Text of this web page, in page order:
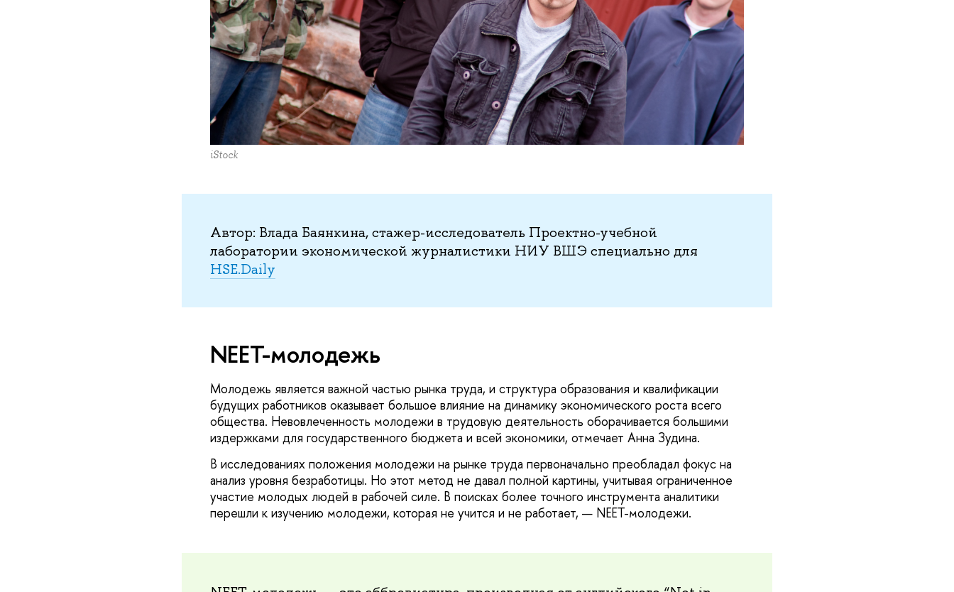
iStock
Автор: Влада Баянкина, стажер-исследователь Проектно-учебной
лаборатории экономической журналистики НИУ ВШЭ специально для
HSE.Daily
NEET-молодежь
Молодежь является важной частью рынка труда, и структура образования и квалификации
будущих работников оказывает большое влияние на динамику экономического роста всего
общества. Невовлеченность молодежи в трудовую деятельность оборачивается большими
издержками для государственного бюджета и всей экономики, отмечает Анна Зудина.
В исследованиях положения молодежи на рынке труда первоначально преобладал фокус на
анализ уровня безработицы. Но этот метод не давал полной картины, учитывая ограниченное
участие молодых людей в рабочей силе. В поисках более точного инструмента аналитики
перешли к изучению молодежи, которая не учится и не работает, — NEET-молодежи.